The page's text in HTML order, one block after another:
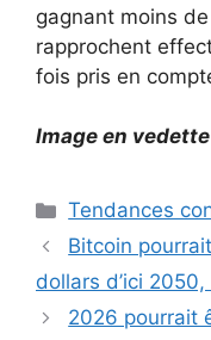
gagnant moins
rapprochent
fois pris en
Image en
Catégories
Tendances
Bitcoin
dollars d’ici
2026 pourrait